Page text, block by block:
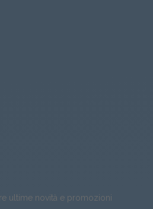
ultime novità e promozioni